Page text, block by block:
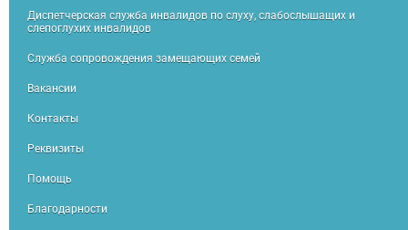
Диспетчерская служба инвалидов по слуху, слабослышащих и
слепоглухих инвалидов
Служба сопровождения замещающих семей
Вакансии
Контакты
Реквизиты
Помощь
Благодарности